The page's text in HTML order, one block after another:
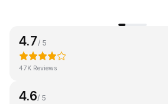
4.7 / 5
47K Reviews
4.6/ 5